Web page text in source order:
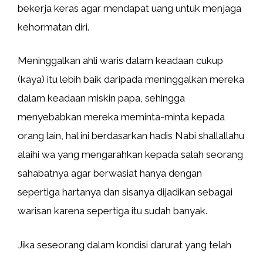
bekerja keras agar mendapat uang untuk menjaga
kehormatan diri.
Meninggalkan ahli waris dalam keadaan cukup
(kaya) itu lebih baik daripada meninggalkan mereka
dalam keadaan miskin papa, sehingga
menyebabkan mereka meminta-minta kepada
orang lain, hal ini berdasarkan hadis Nabi shallallahu
alaihi wa yang mengarahkan kepada salah seorang
sahabatnya agar berwasiat hanya dengan
sepertiga hartanya dan sisanya dijadikan sebagai
warisan karena sepertiga itu sudah banyak.
Jika seseorang dalam kondisi darurat yang telah